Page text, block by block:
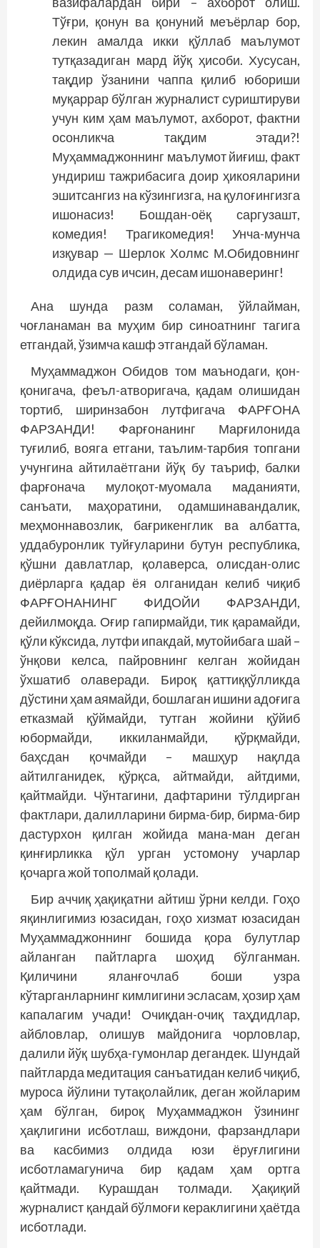
Тўғри, қонун ва қонуний меъёрлар бор,
лекин амалда икки қўллаб маълумот
тутқазадиган мард йўқ ҳисоби. Хусусан,
тақдир ўзанини чаппа қилиб юбориши
муқаррар бўлган журналист суриштируви
учун ким ҳам маълумот, ахборот, фактни
осонликча тақдим этади?!
Муҳаммаджоннинг маълумот йиғиш, факт
ундириш тажрибасига доир ҳикояларини
эшитсангиз на кўзингизга, на қулоғингизга
ишонасиз! Бошдан-оёқ саргузашт,
комедия! Трагикомедия! Унча-мунча
изқувар — Шерлок Холмс М.Обидовнинг
олдида сув ичсин, десам ишонаверинг!
Ана шунда разм соламан, ўйлайман,
чоғланаман ва муҳим бир синоатнинг тагига
етгандай, ўзимча кашф этгандай бўламан.
Муҳаммаджон Обидов том маънодаги, қон-
қонигача, феъл-атворигача, қадам олишидан
тортиб, ширинзабон лутфигача ФАРҒОНА
ФАРЗАНДИ! Фарғонанинг Марғилонида
туғилиб, вояга етгани, таълим-тарбия топгани
учунгина айтилаётгани йўқ бу таъриф, балки
фарғонача мулоқот-муомала маданияти,
санъати, маҳоратини, одамшинавандалик,
меҳмоннавозлик, бағрикенглик ва албатта,
уддабуронлик туйғуларини бутун республика,
қўшни давлатлар, қолаверса, олисдан-олис
диёрларга қадар ёя олганидан келиб чиқиб
ФАРҒОНАНИНГ ФИДОЙИ ФАРЗАНДИ,
дейилмоқда. Оғир гапирмайди, тик қарамайди,
қўли кўксида, лутфи ипакдай, мутойибага шай –
ўнқови келса, пайровнинг келган жойидан
ўхшатиб олаверади. Бироқ қаттиққўлликда
дўстини ҳам аямайди, бошлаган ишини адоғига
етказмай қўймайди, тутган жойини қўйиб
юбормайди, иккиланмайди, қўрқмайди,
баҳсдан қочмайди – машҳур нақлда
айтилганидек, қўрқса, айтмайди, айтдими,
қайтмайди. Чўнтагини, дафтарини тўлдирган
фактлари, далилларини бирма-бир, бирма-бир
дастурхон қилган жо­йида мана-ман деган
қинғирликка қўл урган устомону учарлар
қочарга жой тополмай қолади.
Бир аччиқ ҳақиқатни айтиш ўрни келди. Гоҳо
яқинлигимиз юзасидан, гоҳо хизмат юзасидан
Муҳаммаджоннинг бошида қора булутлар
айланган пайт­ларга шоҳид бўлганман.
Қиличини яланғочлаб боши узра
кўтарганларнинг кимлигини эсласам, ҳозир ҳам
капалагим учади! Очиқдан-очиқ таҳдидлар,
айбловлар, олишув майдонига чорловлар,
далили йўқ шубҳа-гумонлар дегандек. Шундай
пайтларда медитация санъатидан келиб чиқиб,
муроса йўлини тутақолайлик, деган жойларим
ҳам бўлган, бироқ Муҳаммаджон ўзининг
ҳақлигини исботлаш, виждони, фарзандлари
ва касбимиз олдида юзи ёруғлигини
исботламагунича бир қадам ҳам ортга
қайтмади. Курашдан толмади. Ҳақиқий
журналист қандай бўлмоғи кераклигини ҳаётда
исботлади.